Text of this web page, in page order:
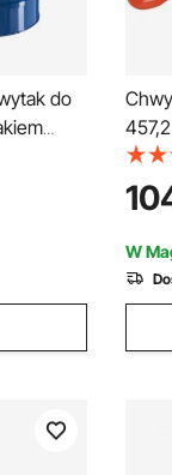
do
beczek
kłód
kłód
W